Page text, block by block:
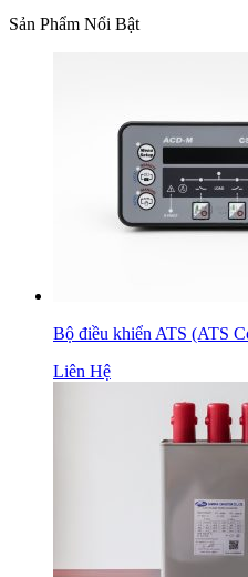
Sản Phẩm Nổi Bật
Bộ điều khiển ATS (ATS
Liên Hệ